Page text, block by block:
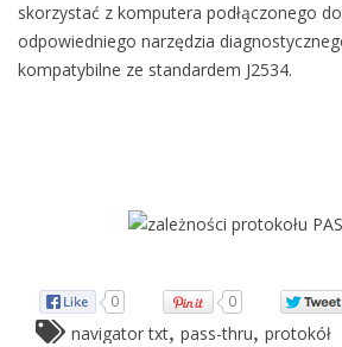
skorzystać z komputera podłączonego
odpowiedniego narzędzia
kompatybilne ze standardem J2534.
0 0
navigator txt, pass-thru, protokół